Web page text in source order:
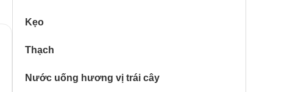
Kẹo
Thạch
Nước uống hương vị trái cây